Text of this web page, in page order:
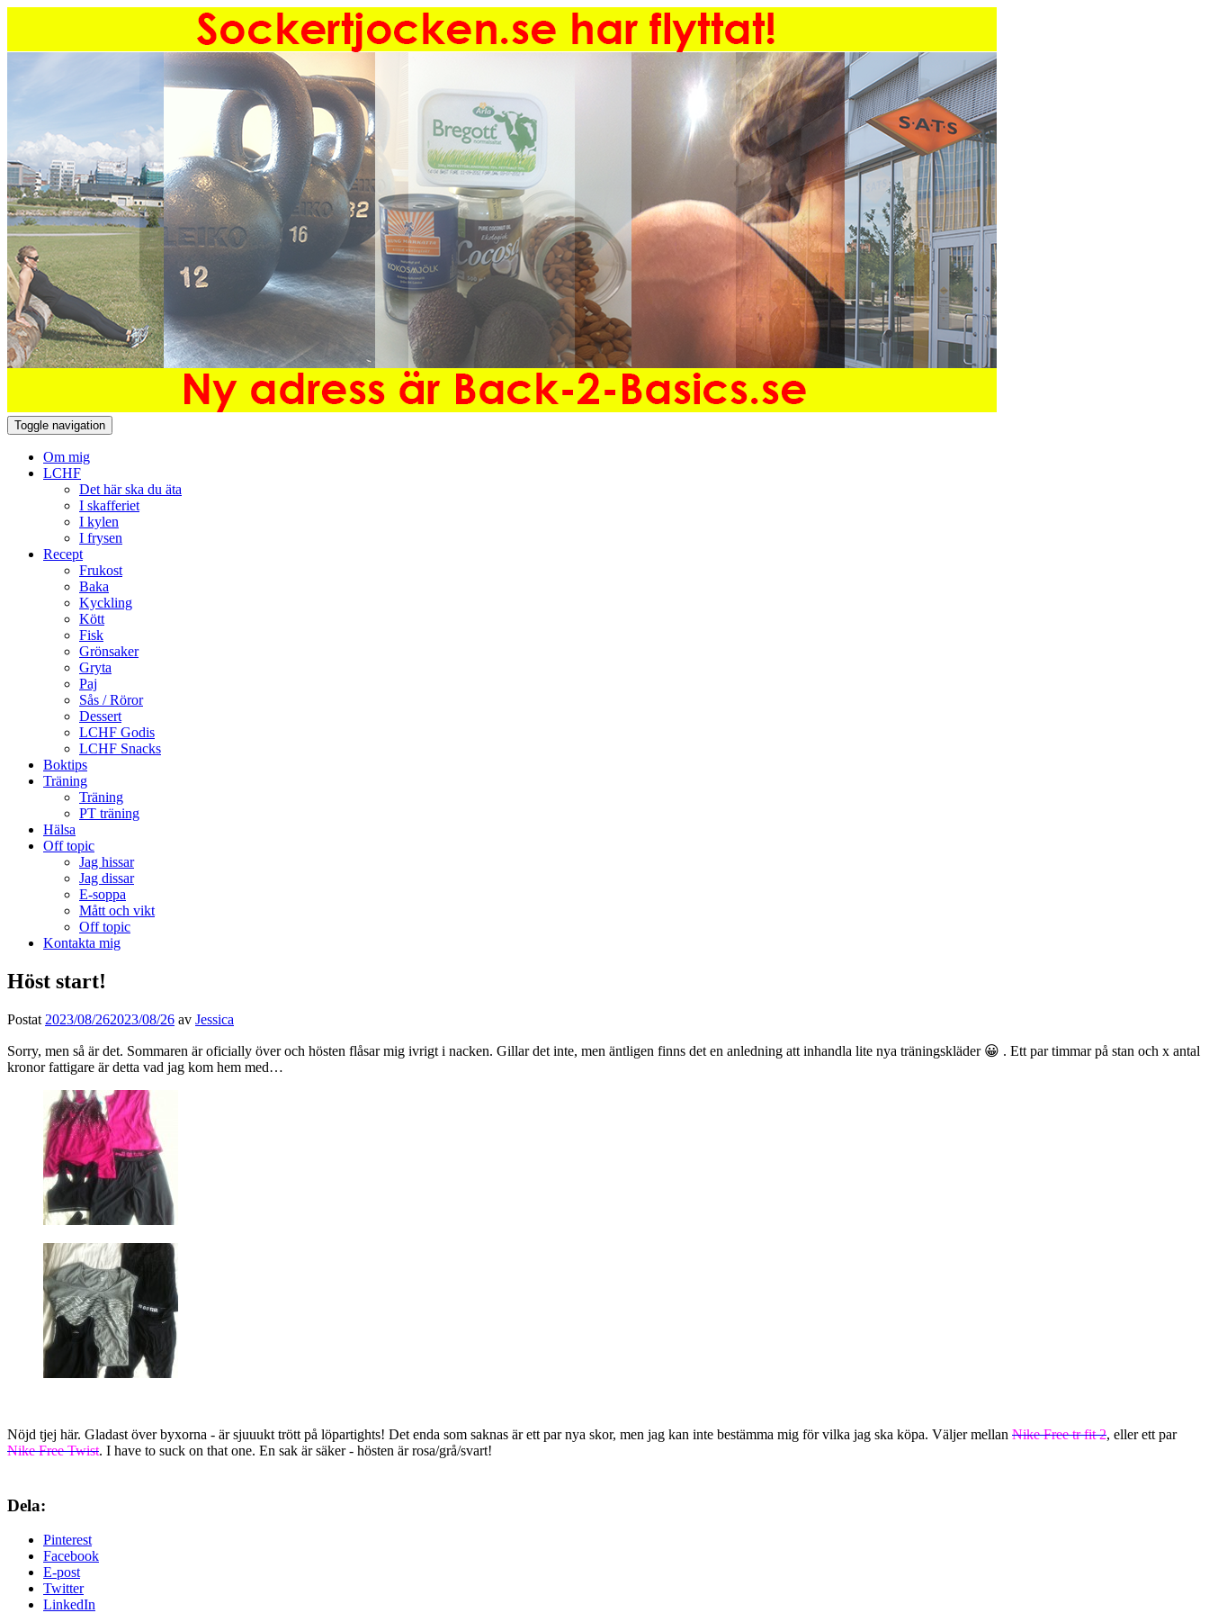
Toggle navigation
Om mig
LCHF
Det här ska du äta
I skafferiet
I kylen
I frysen
Recept
Frukost
Baka
Kyckling
Kött
Fisk
Grönsaker
Gryta
Paj
Sås / Röror
Dessert
LCHF Godis
LCHF Snacks
Boktips
Träning
Träning
PT träning
Hälsa
Off topic
Jag hissar
Jag dissar
E-soppa
Mått och vikt
Off topic
Kontakta mig
Höst start!
Postat 2023/08/262023/08/26 av Jessica
Sorry, men så är det. Sommaren är oficially över och hösten flåsar mig ivrigt i nacken. Gillar det inte, men äntligen finns det en anledning att inhandla lite nya träningskläder 😀 . Ett par timmar på stan och x antal
kronor fattigare är detta vad jag kom hem med…
Nöjd tjej här. Gladast över byxorna - är sjuuukt trött på löpartights! Det enda som saknas är ett par nya skor, men jag kan inte bestämma mig för vilka jag ska köpa. Väljer mellan Nike Free tr fit 2, eller ett par
Nike Free Twist. I have to suck on that one. En sak är säker - hösten är rosa/grå/svart!
Dela:
Pinterest
Facebook
E-post
Twitter
LinkedIn